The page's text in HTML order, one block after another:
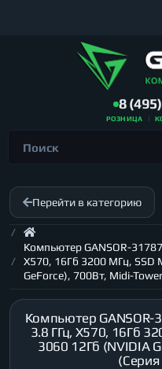
8
РОЗНИЦА
Перейти в категорию
Компьютер GANSOR-
X570, 16Гб 3200 МГц, SSD
GeForce), 700Вт, Midi-
Компьютер GANSOR-
3.8 ГГц, X570, 16Гб
3060 12Гб (NVIDIA
(Серия